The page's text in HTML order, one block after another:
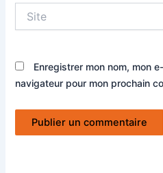
Enregistrer mon nom, mon
navigateur pour mon prochain